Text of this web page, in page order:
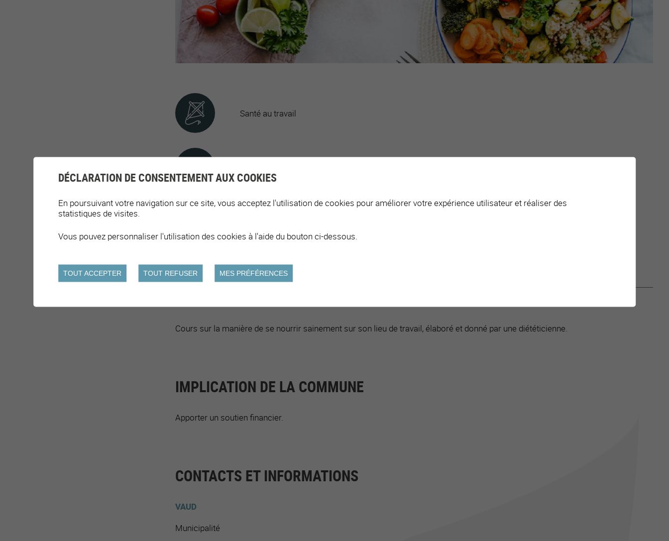
Santé au travail
Cours sur la manière de se nourrir sainement sur son lieu de travail, élaboré et donné par une diététicienne.
IMPLICATION DE LA COMMUNE
Apporter un soutien financier.
CONTACTS ET INFORMATIONS
VAUD
Municipalité
DÉCLARATION DE CONSENTEMENT AUX COOKIES
En poursuivant votre navigation sur ce site, vous acceptez l'utilisation de cookies pour améliorer votre expérience utilisateur et réaliser des
statistiques de visites.
Vous pouvez personnaliser l'utilisation des cookies à l'aide du bouton ci-dessous.
TOUT ACCEPTER TOUT REFUSER MES PRÉFÉRENCES